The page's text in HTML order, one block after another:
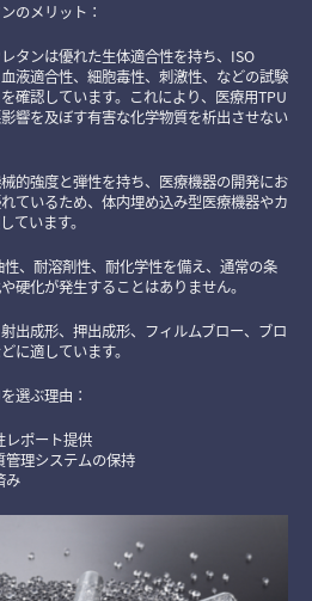
のメリット：
タンは優れた生体適合性を持ち、ISO
液適合性、細胞毒性、刺激性、などの試験
確認しています。これにより、医療用TPU
響を及ぼす有害な化学物質を析出させない
的強度と弾性を持ち、医療機器の開発にお
ているため、体内埋め込み型医療機器やカ
ています。
、耐溶剤性、耐化学性を備え、通常の条
硬化が発生することはありません。
出成形、押出成形、フィルムブロー、ブロ
に適しています。
選ぶ理由：
レポート提供
管理システムの保持
み